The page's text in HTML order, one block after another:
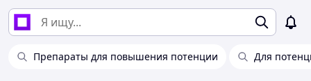
Препараты для повышения потенции Для